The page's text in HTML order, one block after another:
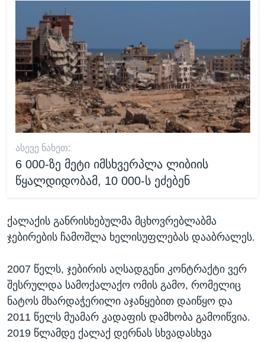
ᲐᲡᲔᲕᲔ ᲜᲐᲮᲔᲗ:
6 000-ზე მეტი იმსხვერპლა ლიბიის
წყალდიდობამ, 10 000-ს ეძებენ
ქალაქის განრისხებულმა მცხოვრებლაბმა
ჯებირების ჩამოშლა ხელისუფლებას დააბრალეს.
2007 წელს, ჯებირის აღსადგენი კონტრაქტი ვერ
შესრულდა სამოქალაქო ომის გამო, რომელიც
ნატოს მხარდაჭერილი აჯანყებით დაიწყო და
2011 წელს მუამარ კადაფის დამხობა გამოიწვია.
2019 წლამდე ქალაქ დერნას სხვადასხვა